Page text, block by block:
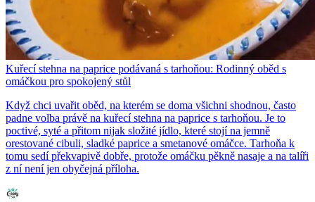
Kuřecí stehna na paprice podávaná s tarhoňou: Rodinný oběd s
omáčkou pro spokojený stůl
Když chci uvařit oběd, na kterém se doma všichni shodnou, často
padne volba právě na kuřecí stehna na paprice s tarhoňou. Je to
poctivé, syté a přitom nijak složité jídlo, které stojí na jemně
orestované cibuli, sladké paprice a smetanové omáčce. Tarhoňa k
tomu sedí překvapivě dobře, protože omáčku pěkně nasaje a na talíři
z ní není jen obyčejná příloha.